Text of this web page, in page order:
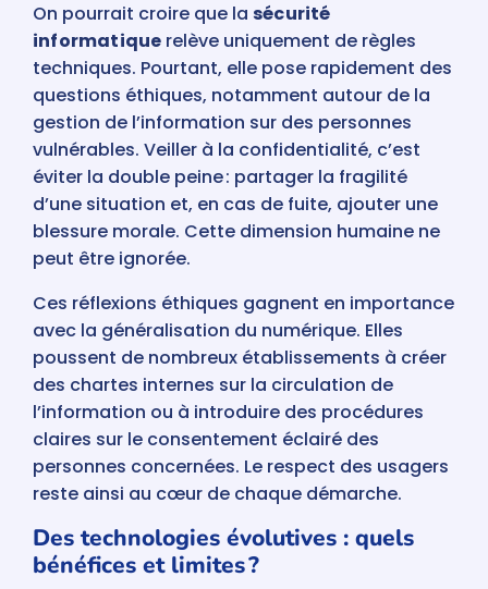
On pourrait croire que la sécurité
informatique relève uniquement de règles
techniques. Pourtant, elle pose rapidement des
questions éthiques, notamment autour de la
gestion de l’information sur des personnes
vulnérables. Veiller à la confidentialité, c’est
éviter la double peine : partager la fragilité
d’une situation et, en cas de fuite, ajouter une
blessure morale. Cette dimension humaine ne
peut être ignorée.
Ces réflexions éthiques gagnent en importance
avec la généralisation du numérique. Elles
poussent de nombreux établissements à créer
des chartes internes sur la circulation de
l’information ou à introduire des procédures
claires sur le consentement éclairé des
personnes concernées. Le respect des usagers
reste ainsi au cœur de chaque démarche.
Des technologies évolutives : quels
bénéfices et limites ?